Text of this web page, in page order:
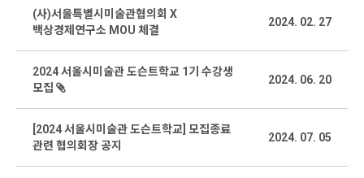
(사)서울특별시미술관협의회 X
백상경제연구소 MOU 체결
2024. 02. 27
2024 서울시미술관 도슨트학교 1기 수강생
모집
2024. 06. 20
[2024 서울시미술관 도슨트학교] 모집종료
관련 협의회장 공지
2024. 07. 05